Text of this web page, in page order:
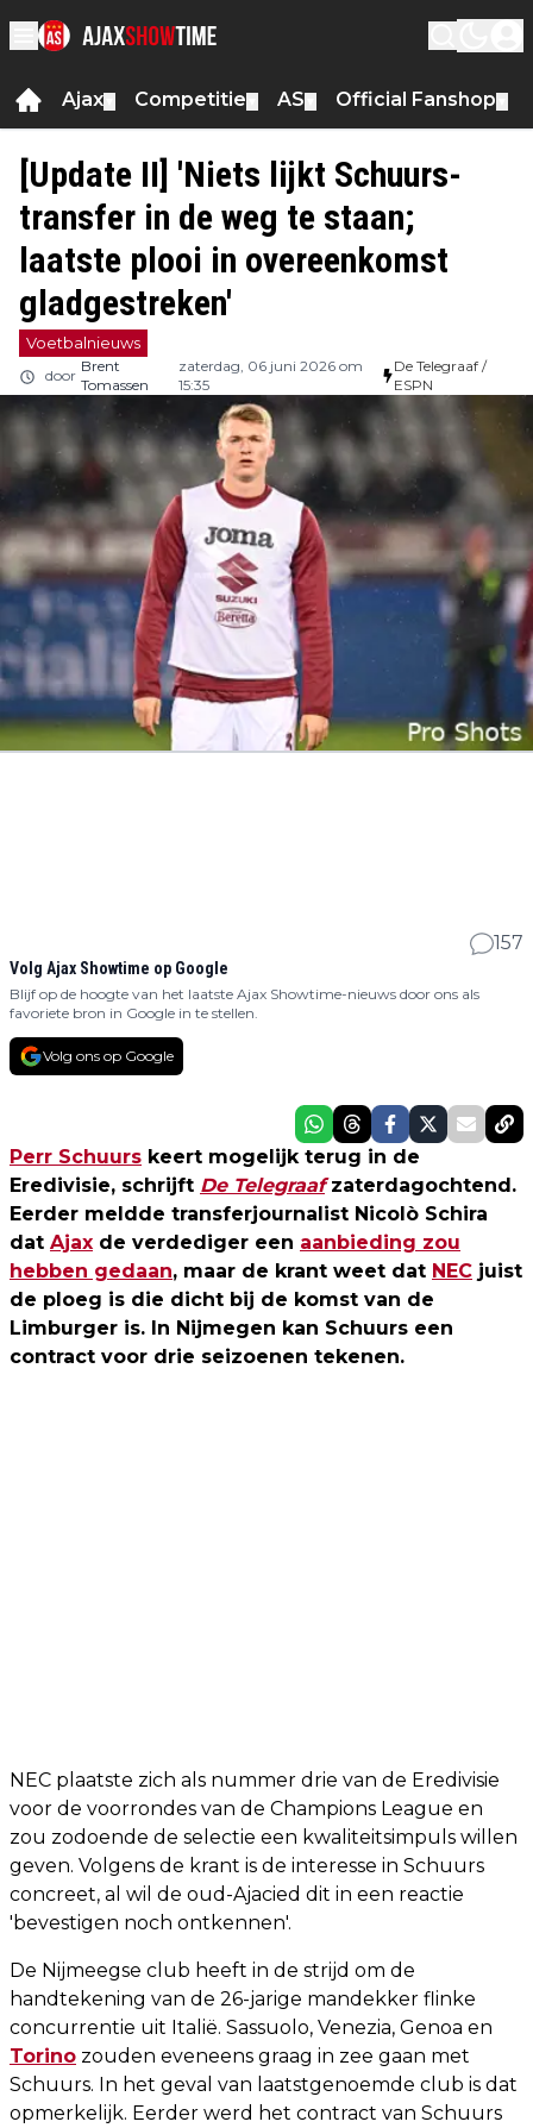
Ajax Competitie AS Official Fanshop
[Update II] 'Niets lijkt Schuurs-
transfer in de weg te staan;
laatste plooi in overeenkomst
gladgestreken'
Voetbalnieuws
door
Brent
Tomassen
zaterdag, 06 juni 2026 om
15:35
De Telegraaf /
ESPN
157
Volg Ajax Showtime op Google
Blijf op de hoogte van het laatste Ajax Showtime-nieuws door ons als
favoriete bron in Google in te stellen.
Volg ons op Google
Perr Schuurs keert mogelijk terug in de
Eredivisie, schrijft De Telegraafzaterdagochtend.
Eerder meldde transferjournalist Nicolò Schira
dat Ajax de verdediger een aanbieding zou
hebben gedaan, maar de krant weet dat NEC juist
de ploeg is die dicht bij de komst van de
Limburger is. In Nijmegen kan Schuurs een
contract voor drie seizoenen tekenen.
NEC plaatste zich als nummer drie van de Eredivisie
voor de voorrondes van de Champions League en
zou zodoende de selectie een kwaliteitsimpuls willen
geven. Volgens de krant is de interesse in Schuurs
concreet, al wil de oud-Ajacied dit in een reactie
'bevestigen noch ontkennen'.
De Nijmeegse club heeft in de strijd om de
handtekening van de 26-jarige mandekker flinke
concurrentie uit Italië. Sassuolo, Venezia, Genoa en
Torino zouden eveneens graag in zee gaan met
Schuurs. In het geval van laatstgenoemde club is dat
opmerkelijk. Eerder werd het contract van Schuurs